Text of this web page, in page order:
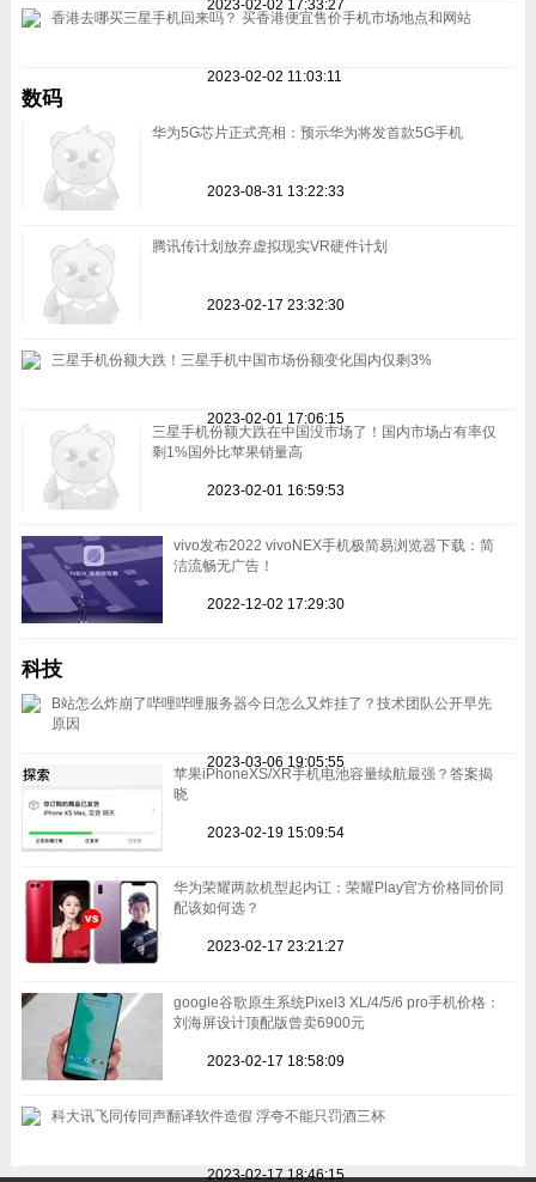
2023-02-02 17:33:27
香港去哪买三星手机回来吗？ 买香港便宜售价手机市场地点和网站
2023-02-02 11:03:11
数码
华为5G芯片正式亮相：预示华为将发首款5G手机
2023-08-31 13:22:33
腾讯传计划放弃虚拟现实VR硬件计划
2023-02-17 23:32:30
三星手机份额大跌！三星手机中国市场份额变化国内仅剩3%
2023-02-01 17:06:15
三星手机份额大跌在中国没市场了！国内市场占有率仅
剩1%国外比苹果销量高
2023-02-01 16:59:53
vivo发布2022 vivoNEX手机极简易浏览器下载：简
洁流畅无广告！
2022-12-02 17:29:30
科技
B站怎么炸崩了哔哩哔哩服务器今日怎么又炸挂了？技术团队公开早先
原因
2023-03-06 19:05:55
苹果iPhoneXS/XR手机电池容量续航最强？答案揭
晓
2023-02-19 15:09:54
华为荣耀两款机型起内讧：荣耀Play官方价格同价同
配该如何选？
2023-02-17 23:21:27
google谷歌原生系统Pixel3 XL/4/5/6 pro手机价格：
刘海屏设计顶配版曾卖6900元
2023-02-17 18:58:09
科大讯飞同传同声翻译软件造假 浮夸不能只罚酒三杯
2023-02-17 18:46:15